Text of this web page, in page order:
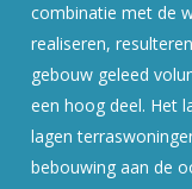
combinatie met de
realiseren,
gebouw geleed
een hoog deel. Het
lagen
bebouwing aan de